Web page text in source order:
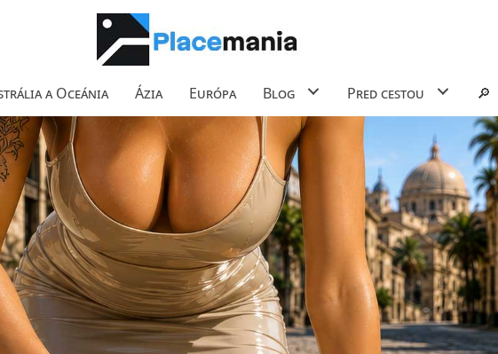
a Oceánia Ázia Európa Blog Pred cestou 🔎